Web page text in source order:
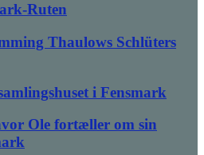
Ruten
Thaulows Schlüters
i Fensmark
Ole fortæller om sin